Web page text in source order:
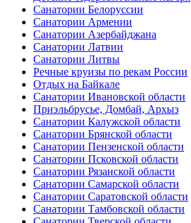
Санатории Белоруссии
Санатории Армении
Санатории Азербайджана
Санатории Латвии
Санатории Литвы
Речные круизы по рекам России
Отдых на Байкале
Санатории Ивановской области
Приэльбрусье, Домбай, Архыз
Санатории Калужской области
Санатории Брянской области
Санатории Пензенской области
Санатории Псковской области
Санатории Рязанской области
Санатории Самарской области
Санатории Саратовской области
Санатории Тамбовской области